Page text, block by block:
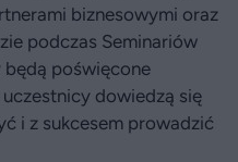
biznesowymi oraz
podczas Seminariów
będą poświęcone
dowiedzą się
i z sukcesem prowadzić